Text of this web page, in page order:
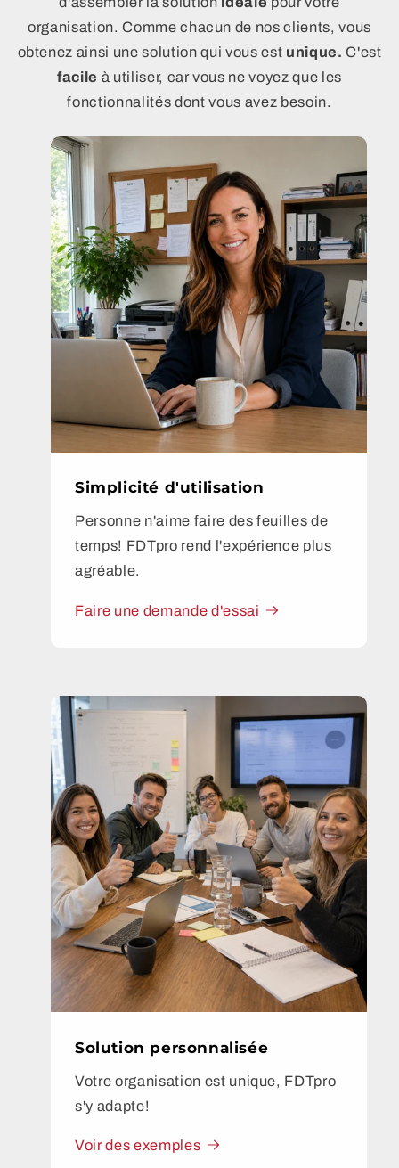
avoir à saisir un mot de passe spécifique.
Vidéos de formation intégrés à même la
solution.
organisation. Comme chacun de nos clients, vous
obtenez ainsi une solution qui vous est unique. C'est
facile à utiliser, car vous ne voyez que les
fonctionnalités dont vous avez besoin.
Simplicité d'utilisation
Personne n'aime faire des feuilles de
temps! FDTpro rend l'expérience plus
agréable.
Faire une demande d'essai
Solution personnalisée
Votre organisation est unique, FDTpro
s'y adapte!
Voir des exemples